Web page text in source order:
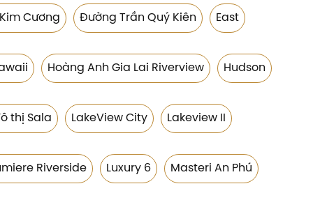
Cương Đường Trần Quý Kiên East
Hoàng Anh Gia Lai Riverview Hudson
thị Sala LakeView City Lakeview II
Riverside Luxury 6 Masteri An Phú